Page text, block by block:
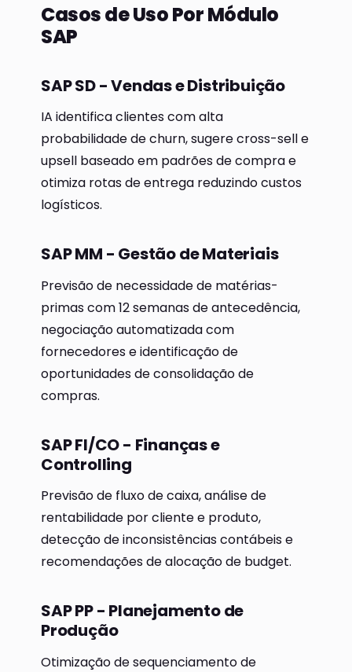
Casos de Uso Por Módulo
SAP
SAP SD - Vendas e Distribuição
IA identifica clientes com alta
probabilidade de churn, sugere cross-sell e
upsell baseado em padrões de compra e
otimiza rotas de entrega reduzindo custos
logísticos.
SAP MM - Gestão de Materiais
Previsão de necessidade de matérias-
primas com 12 semanas de antecedência,
negociação automatizada com
fornecedores e identificação de
oportunidades de consolidação de
compras.
SAP FI/CO - Finanças e
Controlling
Previsão de fluxo de caixa, análise de
rentabilidade por cliente e produto,
detecção de inconsistências contábeis e
recomendações de alocação de budget.
SAP PP - Planejamento de
Produção
Otimização de sequenciamento de